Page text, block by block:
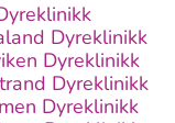
Dyreklinikk
Dyreklinikk
Dyreklinikk
Dyreklinikk